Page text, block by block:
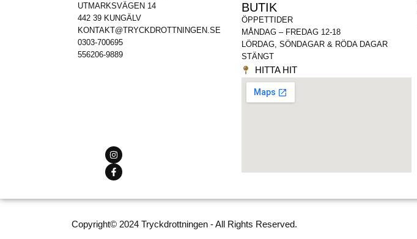
UTMARKSVÄGEN 14
442 39 KUNGÄLV
KONTAKT@TRYCKDROTTNINGEN.SE
0303-700695
556206-9889
BUTIK
ÖPPETTIDER
MÅNDAG – FREDAG 12-18
LÖRDAG, SÖNDAGAR & RÖDA DAGAR
STÄNGT
HITTA HIT
Copyright© 2024 Tryckdrottningen - All Rights Reserved.